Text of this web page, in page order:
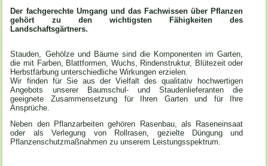
Der fachgerechte Umgang und das Fachwissen über Pflanzen
gehört zu den wichtigsten Fähigkeiten des
Landschaftsgärtners.
Stauden, Gehölze und Bäume sind die Komponenten im Garten,
die mit Farben, Blattformen, Wuchs, Rindenstruktur, Blütezeit oder
Herbstfärbung unterschiedliche Wirkungen erzielen.
Wir finden für Sie aus der Vielfalt des qualitativ hochwertigen
Angebots unserer Baumschul- und Staudenlieferanten die
geeignete Zusammensetzung für Ihren Garten und für Ihre
Ansprüche.
Neben den Pflanzarbeiten gehören Rasenbau, als Raseneinsaat
oder als Verlegung von Rollrasen, gezielte Düngung und
Pflanzenschutzmaßnahmen zu unserem Leistungsspektrum.